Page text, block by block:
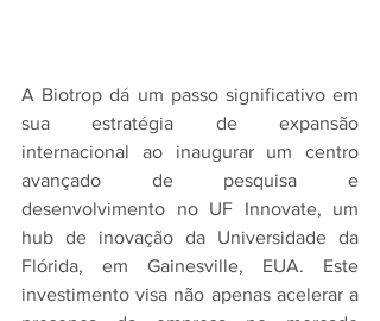
A Biotrop dá um passo significativo em
sua estratégia de expansão
internacional ao inaugurar um centro
avançado de pesquisa e
desenvolvimento no UF Innovate, um
hub de inovação da Universidade da
Flórida, em Gainesville, EUA. Este
investimento visa não apenas acelerar a